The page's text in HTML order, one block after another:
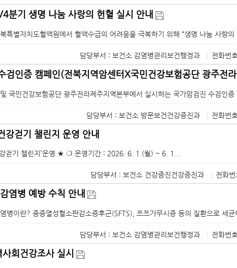
분기 생명 나눔 사랑의 헌혈 실시 안내
특별자치도혈액원에서 혈액수급의 어려움을 극복하기 위해 “생명 나눔 사랑의
담당부서 : 보건소 감염병관리보건행정과 전화번
검인증 캠페인(전북지역암센터X국민건강보험공단 광주전
국민건강보험공단 광주전라제주지역본부에서 실시하는 국가암검진 수검인
담당부서 : 보건소 방문보건건강증진과 전화번
강걷기 챌린지 운영 안내
걷기 챌린지’운영 ★ ❍ 운영기간 : 2026. 6. 1.(월) ~ 6. 1...
담당부서 : 보건소 건강증진건강증진과 전화번
염병 예방 수칙 안내
병이란? 중증열성혈소판감소증후군(SFTS), 쯔쯔가무시증 등의 질환으로 세균
담당부서 : 보건소 감염병관리보건행정과 | 전화번
회건강조사 실시